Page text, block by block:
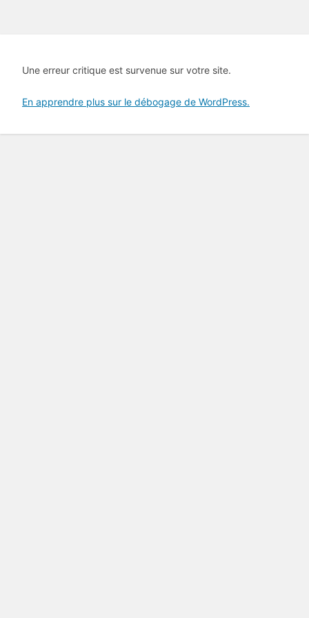
Une erreur critique est survenue sur votre site.
En apprendre plus sur le débogage de WordPress.